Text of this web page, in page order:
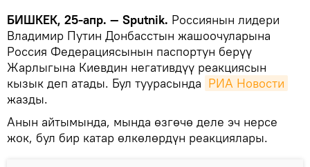
БИШКЕК, 25-апр. — Sputnik. Россиянын лидери
Владимир Путин Донбасстын жашоочуларына
Россия Федерациясынын паспортун берүү
Жарлыгына Киевдин негативдүү реакциясын
кызык деп атады. Бул туурасында РИА Новости
жазды.
Анын айтымында, мында өзгөчө деле эч нерсе
жок, бул бир катар өлкөлөрдүн реакциялары.